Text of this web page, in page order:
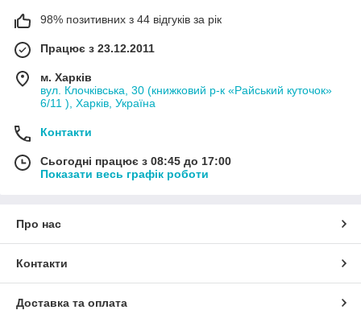
98% позитивних з 44 відгуків за рік
Працює з 23.12.2011
м. Харків
вул. Клочківська, 30 (книжковий р-к «Райський куточок»
6/11 ), Харків, Україна
Контакти
Сьогодні працює з 08:45 до 17:00
Показати весь графік роботи
Про нас
Контакти
Доставка та оплата